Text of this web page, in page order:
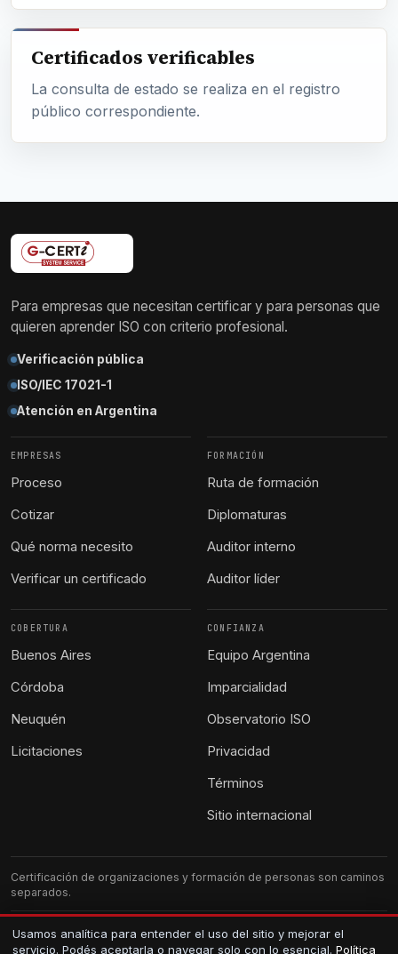
Certificados verificables
La consulta de estado se realiza en el registro
público correspondiente.
Para empresas que necesitan certificar y para personas que
quieren aprender ISO con criterio profesional.
Verificación pública
ISO/IEC 17021-1
Atención en Argentina
EMPRESAS
Proceso
Cotizar
Qué norma necesito
Verificar un certificado
FORMACIÓN
Ruta de formación
Diplomaturas
Auditor interno
Auditor líder
COBERTURA
Buenos Aires
Córdoba
Neuquén
Licitaciones
CONFIANZA
Equipo Argentina
Imparcialidad
Observatorio ISO
Privacidad
Términos
Sitio internacional
Certificación de organizaciones y formación de personas son caminos
separados.
G-CERTI Argentina. Atención local.
Usamos analítica para entender el uso del sitio y mejorar el
servicio. Podés aceptarla o navegar solo con lo esencial. Política